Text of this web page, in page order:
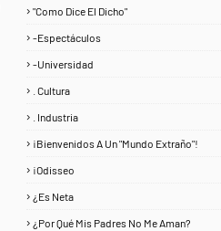
"Como Dice El Dicho"
-Espectáculos
-Universidad
. Cultura
. Industria
¡Bienvenidos A Un "Mundo Extraño"!
¡Odisseo
¿Es Neta
¿Por Qué Mis Padres No Me Aman?